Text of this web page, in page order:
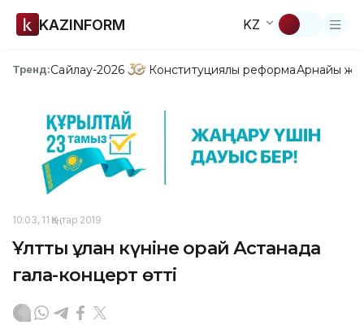
KAZINFORM KZ
Тренд:Сайлау-2026 Конституциялық реформаАрнайы
10:03, 11 Қаңтар 2019
Ұлттық ұлан күніне орай Астанада
гала-концерт өтті